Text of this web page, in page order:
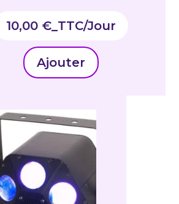
10,00 €_TTC
Ajouter